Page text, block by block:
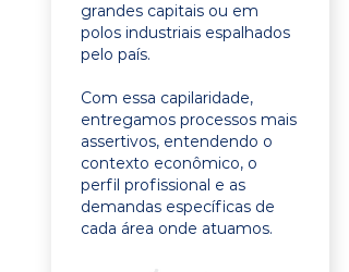
grandes capitais ou em
polos industriais espalhados
pelo país.
Com essa capilaridade,
entregamos processos mais
assertivos, entendendo o
contexto econômico, o
perfil profissional e as
demandas específicas de
cada área onde atuamos.